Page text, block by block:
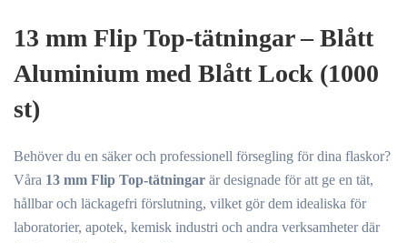
13 mm Flip Top-tätningar – Blått
Aluminium med Blått Lock (1000
st)
Behöver du en säker och professionell försegling för dina flaskor?
Våra 13 mm Flip Top-tätningar är designade för att ge en tät,
hållbar och läckagefri förslutning, vilket gör dem idealiska för
laboratorier, apotek, kemisk industri och andra verksamheter där